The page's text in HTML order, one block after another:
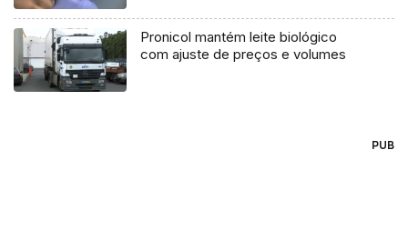
Pronicol mantém leite biológico
com ajuste de preços e volumes
PUB